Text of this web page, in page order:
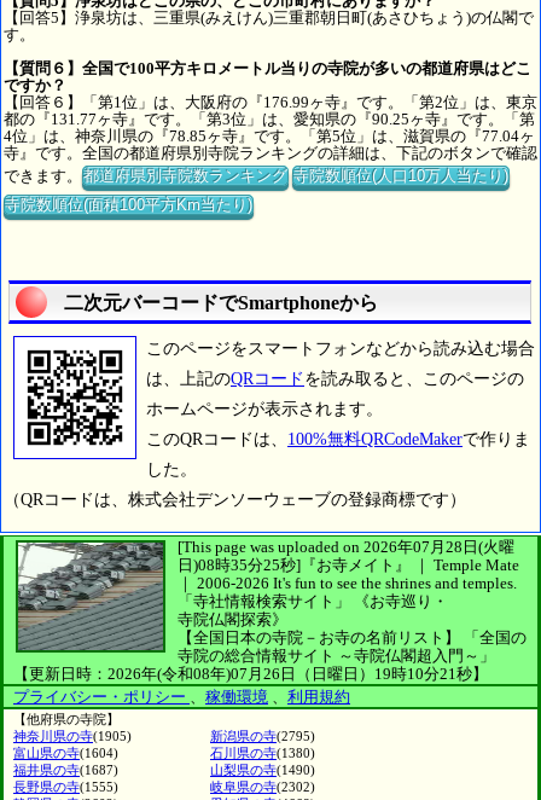
【回答5】浄泉坊は、三重県(みえけん)三重郡朝日町(あさひちょう)の仏閣で
す。
【質問６】全国で100平方キロメートル当りの寺院が多いの都道府県はどこ
ですか？
【回答６】「第1位」は、大阪府の『176.99ヶ寺』です。「第2位」は、東京
都の『131.77ヶ寺』です。「第3位」は、愛知県の『90.25ヶ寺』です。「第
4位」は、神奈川県の『78.85ヶ寺』です。「第5位」は、滋賀県の『77.04ヶ
寺』です。全国の都道府県別寺院ランキングの詳細は、下記のボタンで確認
できます。都道府県別寺院数ランキング 寺院数順位(人口10万人当たり)
寺院数順位(面積100平方Km当たり)
二次元バーコードでSmartphoneから
このページをスマートフォンなどから読み込む場合
は、上記のQRコード を読み取ると、このページの
ホームページが表示されます。
このQRコードは、 100%無料QRCodeMakerで作りま
した。
（QRコードは、株式会社デンソーウェーブの登録商標です）
[This page was uploaded on 2026年07月28日(火曜
日)08時35分25秒] 『お寺メイト』 ｜ Temple Mate
｜ 2006-2026 It's fun to see the shrines and temples.
「寺社情報検索サイト」
《お寺巡り・
寺院仏閣探索》
【全国日本の寺院－お寺の名前リスト】
「全国の
寺院の総合情報サイト ～寺院仏閣超入門～」
【更新日時：2026年(令和08年)07月26日（日曜日）19時10分21秒】
プライバシー・ポリシー 、 稼働環境 、 利用規約
【他府県の寺院】
神奈川県の寺(1905) 新潟県の寺(2795)
富山県の寺(1604) 石川県の寺(1380)
福井県の寺(1687) 山梨県の寺(1490)
長野県の寺(1555) 岐阜県の寺(2302)